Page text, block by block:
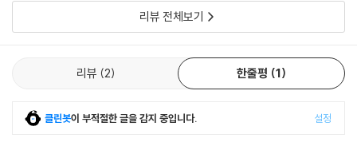
리뷰 전체보기
리뷰 2 한줄평 1
클린봇이 부적절한 글을 감지 중입니다. 설정